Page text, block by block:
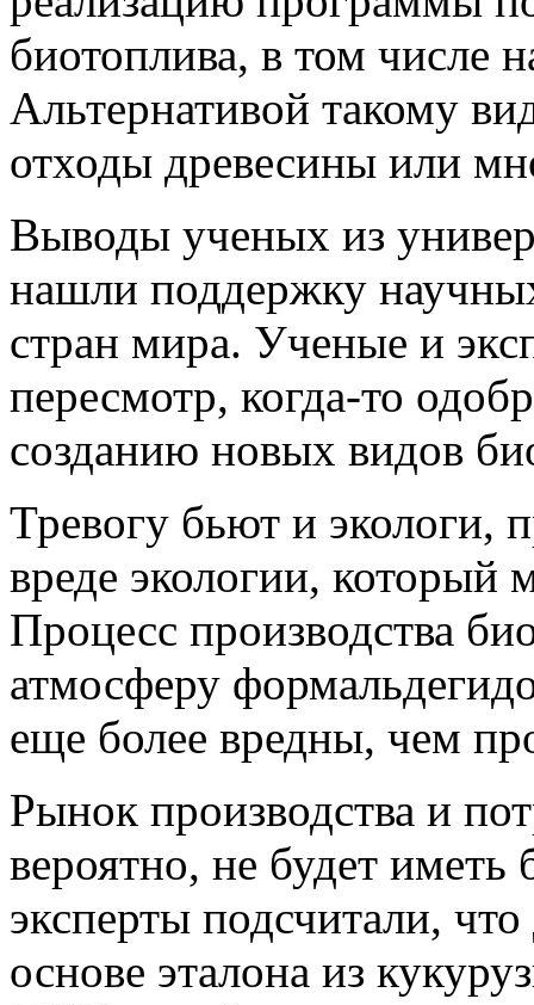
биотоплива, в том числе
Альтернативой такому
отходы древесины или
Выводы ученых из
нашли поддержку
стран мира. Ученые и
пересмотр, когда-то
созданию новых видов
Тревогу бьют и экологи,
вреде экологии, который
Процесс производства
атмосферу
еще более вредны, чем
Рынок производства и
вероятно, не будет
эксперты подсчитали,
основе эталона из